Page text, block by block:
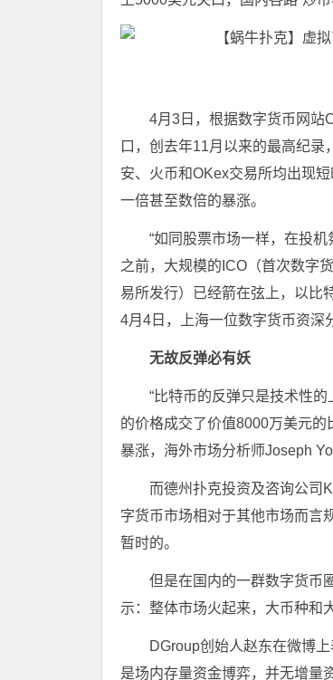
4月3日，根据数字货币网站
口，创去年11月以来的最高纪
安、火币和OKex交易所均出现
一倍甚至数倍的暴涨。
“如同股票市场一样，在投
之前，大规模的ICO（首次数字
易所发行）已经箭在弦上，以比
4月4日，上海一位数字货币资深
无故反弹必有妖
“比特币的反弹只是技术性
的价格成交了价值8000万美元的
暴涨，海外市场分析师Joseph
而德州扑克投资及咨询公司
字货币市场相对于其他市场而言
暂时的。
但是在国内的一群数字货币
示：整体市场火起来，大币种和
DGroup创始人赵东在微博
是场内存量资金博弈，并无增量